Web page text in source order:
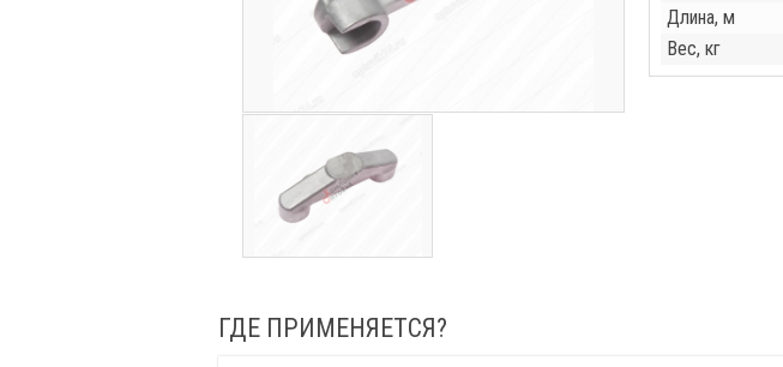
Длина, м
Вес, кг
ГДЕ ПРИМЕНЯЕТСЯ?